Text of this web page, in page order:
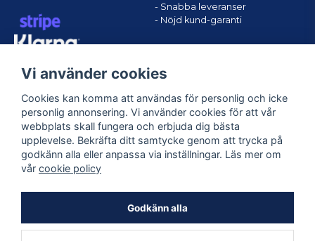
- Snabba leveranser
- Nöjd kund-garanti
Följ oss
Vi använder cookies
Cookies kan komma att användas för personlig och icke
personlig annonsering. Vi använder cookies för att vår
webbplats skall fungera och erbjuda dig bästa
upplevelse. Bekräfta ditt samtycke genom att trycka på
godkänn alla eller anpassa via inställningar. Läs mer om
vår cookie policy
Godkänn alla